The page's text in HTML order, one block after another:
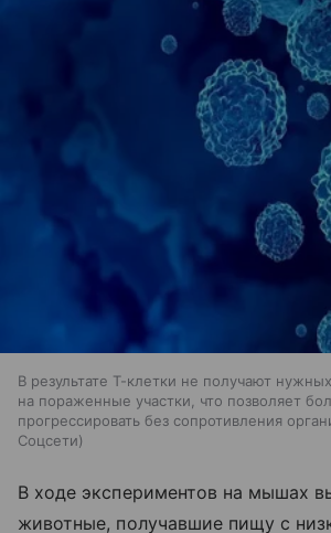
В результате Т-клетки не получают
на пораженные участки, что позволяет
прогрессировать без сопротивления
Соцсети
В ходе экспериментов на мышах
животные, получавшие пищу с